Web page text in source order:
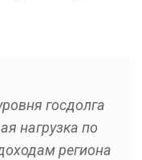
госдолга
нагрузка по
региона